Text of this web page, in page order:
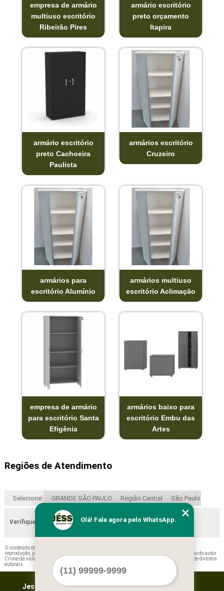
empresa de armário
multiuso escritório
Ribeirão Pires
armário escritório
preto orçamento
Itapira
armário escritório
preto Cachoeira
Paulista
armários escritório
Cruzeiro
armários para
escritório Alumínio
armários multiuso
escritório Aclimação
empresa de armário
para escritório Santa
Efigênia
armários baixo para
escritório Embu das
Artes
Regiões de Atendimento
Selecione: GRANDE SÃO PAULO Região Central São Paulo
Verifique as regiões que atendemos
O conteúdo do texto "
reprodução, parcial ou total, mesmo citando nossos links, é proibida sem a autorização do autor.
Crime de violação de direito autoral – artigo 184 do Código Penal –
Lei 9610/98 - Lei de direitos
autorais
Jessica Forros e Divisórias
Olá! Fale agora pelo WhatsApp.